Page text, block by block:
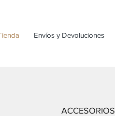
Envíos y Devoluciones
ACCESORIOS